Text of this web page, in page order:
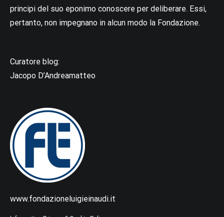
principi del suo eponimo conoscere per deliberare. Essi,
pertanto, non impegnano in alcun modo la Fondazione.
Curatore blog:
Jacopo D’Andreamatteo
www.fondazioneluigieinaudi.it